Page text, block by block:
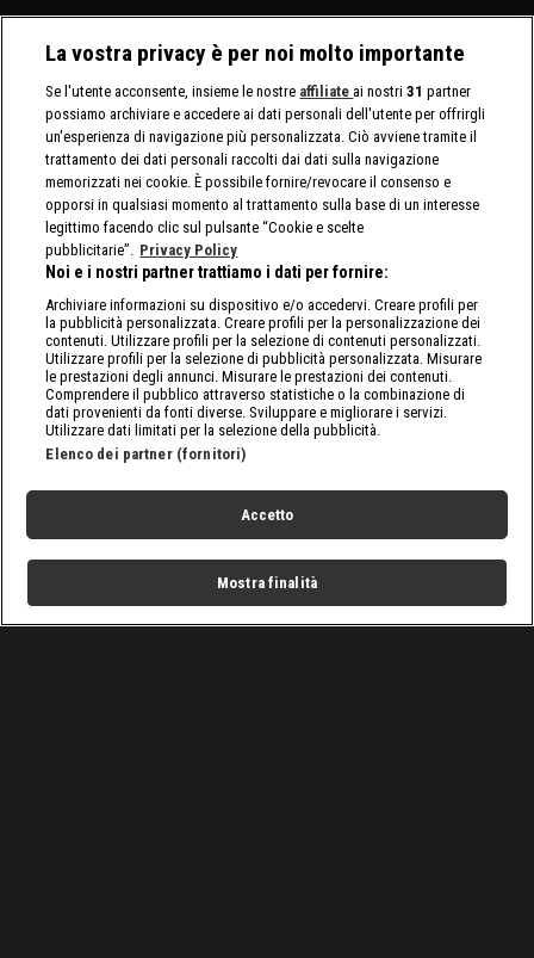
La vostra privacy è per noi molto importante
Se l'utente acconsente, insieme le nostre affiliate ai nostri31 partner
possiamo archiviare e accedere ai dati personali dell'utente per offrirgli
un'esperienza di navigazione più personalizzata. Ciò avviene tramite il
trattamento dei dati personali raccolti dai dati sulla navigazione
memorizzati nei cookie. È possibile fornire/revocare il consenso e
opporsi in qualsiasi momento al trattamento sulla base di un interesse
legittimo facendo clic sul pulsante “Cookie e scelte
pubblicitarie”. Privacy Policy
Noi e i nostri partner trattiamo i dati per fornire:
Archiviare informazioni su dispositivo e/o accedervi. Creare profili per
la pubblicità personalizzata. Creare profili per la personalizzazione dei
contenuti. Utilizzare profili per la selezione di contenuti personalizzati.
Utilizzare profili per la selezione di pubblicità personalizzata. Misurare
le prestazioni degli annunci. Misurare le prestazioni dei contenuti.
Comprendere il pubblico attraverso statistiche o la combinazione di
dati provenienti da fonti diverse. Sviluppare e migliorare i servizi.
Utilizzare dati limitati per la selezione della pubblicità.
Elenco dei partner (fornitori)
Accetto
Mostra finalità